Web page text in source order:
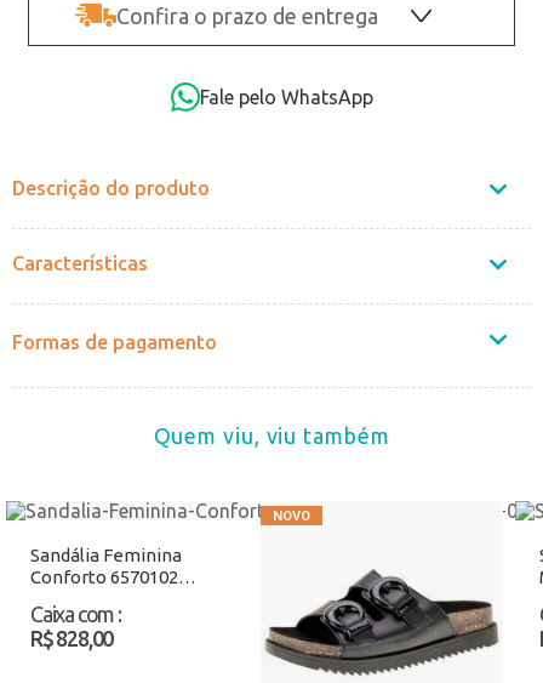
Confira o prazo de entrega
Fale pelo WhatsApp
Descrição do produto
Características
Formas de pagamento
Quem viu, viu também
Sandália Feminina
Conforto 6570102
Caixa com :
R$ 828,00